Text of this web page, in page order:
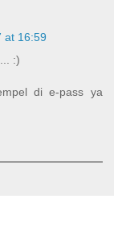
at 16:59
:)
di e-pass ya